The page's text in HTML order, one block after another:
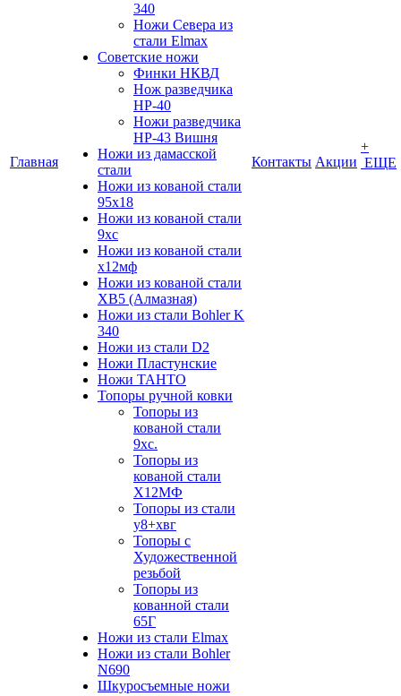
Главная
340
Ножи Севера из
стали Elmax
Советские ножи
Финки НКВД
Нож разведчика
НР-40
Ножи разведчика
НР-43 Вишня
Ножи из дамасской
стали
Ножи из кованой стали
95х18
Ножи из кованой стали
9хс
Ножи из кованой стали
х12мф
Ножи из кованой стали
ХВ5 (Алмазная)
Ножи из стали Bohler K
340
Ножи из стали D2
Ножи Пластунские
Ножи ТАНТО
Топоры ручной ковки
Топоры из
кованой стали
9хс.
Топоры из
кованой стали
Х12МФ
Топоры из стали
у8+хвг
Топоры с
Художественной
резьбой
Топоры из
кованной стали
65Г
Ножи из стали Elmax
Ножи из стали Bohler
N690
Шкуросъемные ножи
Контакты Акции
+
ЕЩЕ